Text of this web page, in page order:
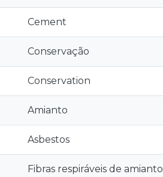
Cement
Conservação
Conservation
Amianto
Asbestos
Fibras respiráveis de amianto